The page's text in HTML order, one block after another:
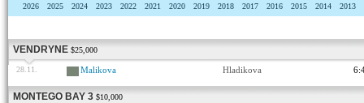
2026 2025 2024 2023 2022 2021 2020 2019 2018 2017 2016 2015 2014 2013
VENDRYNE $25,000
28.11. Malikova Hladikova
MONTEGO BAY 3 $10,000